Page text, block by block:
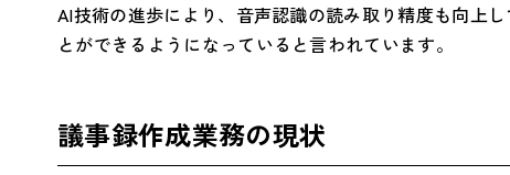
AI技術の進歩により、音声認識の読み取り精度も向上
とができるようになっていると言われています。
議事録作成業務の現状